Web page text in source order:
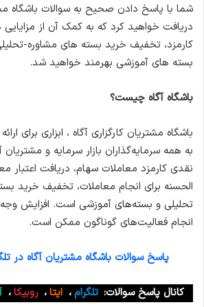
شما با پاسخ دادن صحیح به سوالات باشگاه
دریافت خواهید کرد که به کمک آن از
کارمزد، تخفیف خرید بسته های مشاوره-
بسته های آموزشی بهرمند خواهید شد.
باشگاه آگاه چیست؟
باشگاه مشتریان کارگزاری آگاه ، ابزاری برای
به همه سرمایه‌گذاران بازار سرمایه و
نقدی کارمزد معاملات سهام، دریافت اعتبار
الحسنه برای انجام معاملات، تخفیف خرید
تحلیلی و بسته‌های آموزشی است. افزایش وجه
انجام فعالیت‌های گوناگون ممکن است.
پاسخ سوالات باشگاه مشتریان آگاه در
کانال پاسخ سوالات: تلگرام، ایتا، روبیکا،